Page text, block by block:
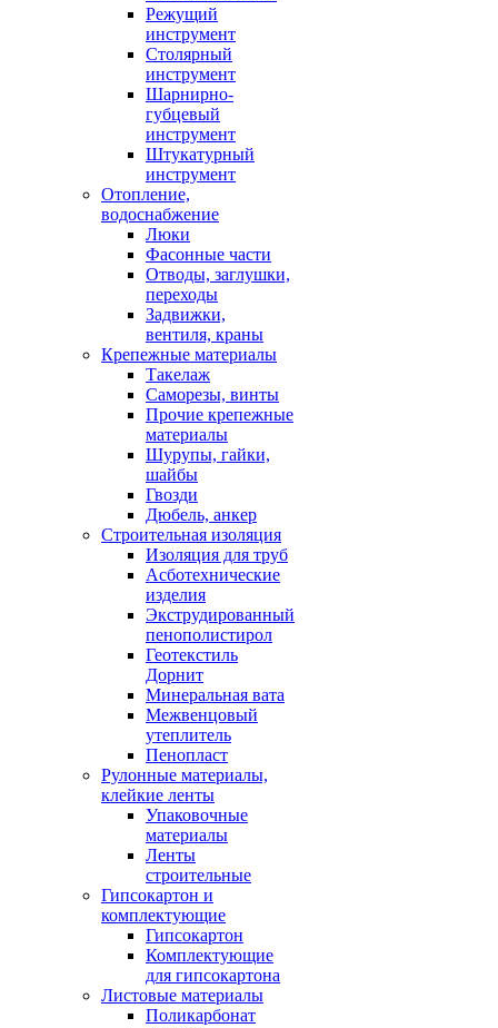
Режущий
инструмент
Столярный
инструмент
Шарнирно-
губцевый
инструмент
Штукатурный
инструмент
Отопление,
водоснабжение
Люки
Фасонные части
Отводы, заглушки,
переходы
Задвижки,
вентиля, краны
Крепежные материалы
Такелаж
Саморезы, винты
Прочие крепежные
материалы
Шурупы, гайки,
шайбы
Гвозди
Дюбель, анкер
Строительная изоляция
Изоляция для труб
Асботехнические
изделия
Экструдированный
пенополистирол
Геотекстиль
Дорнит
Минеральная вата
Межвенцовый
утеплитель
Пенопласт
Рулонные материалы,
клейкие ленты
Упаковочные
материалы
Ленты
строительные
Гипсокартон и
комплектующие
Гипсокартон
Комплектующие
для гипсокартона
Листовые материалы
Поликарбонат